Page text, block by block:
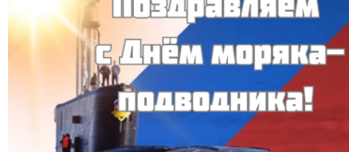
Открытки
Стихи и тексты
ПРАЗДНИКИ
С Днем рождения
Юбилей
ОТЗЫВЫ